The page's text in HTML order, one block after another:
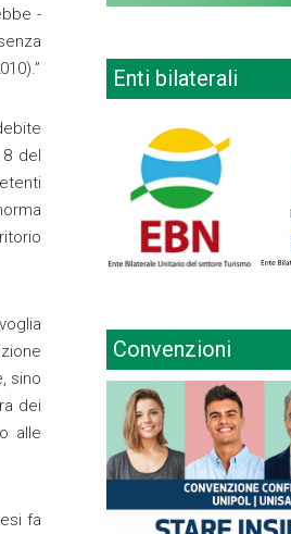
-
del
sino
dei
alle
fa
Enti bilaterali
Convenzioni